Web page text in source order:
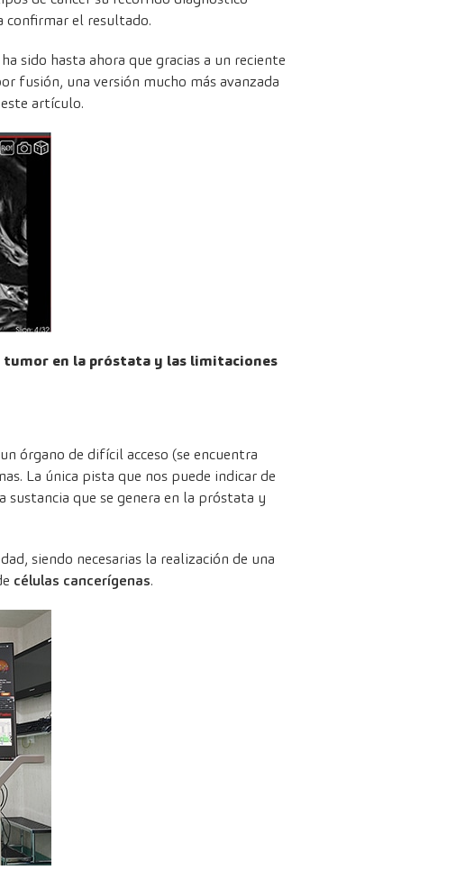
confirmar el resultado.
sido hasta ahora que gracias a un reciente
fusión, una versión mucho más avanzada
artículo.
tumor en la próstata y las limitaciones
órgano de difícil acceso (se encuentra
La única pista que nos puede indicar de
sustancia que se genera en la próstata y
siendo necesarias la realización de una
células cancerígenas.